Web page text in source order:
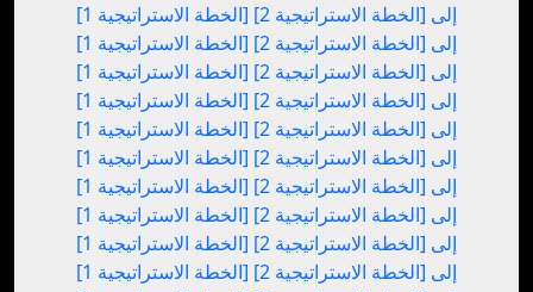
[الخطة الاستراتيجية 1] إلى [الخطة الاستراتيجية 2]
[الخطة الاستراتيجية 1] إلى [الخطة الاستراتيجية 2]
[الخطة الاستراتيجية 1] إلى [الخطة الاستراتيجية 2]
[الخطة الاستراتيجية 1] إلى [الخطة الاستراتيجية 2]
[الخطة الاستراتيجية 1] إلى [الخطة الاستراتيجية 2]
[الخطة الاستراتيجية 1] إلى [الخطة الاستراتيجية 2]
[الخطة الاستراتيجية 1] إلى [الخطة الاستراتيجية 2]
[الخطة الاستراتيجية 1] إلى [الخطة الاستراتيجية 2]
[الخطة الاستراتيجية 1] إلى [الخطة الاستراتيجية 2]
[الخطة الاستراتيجية 1] إلى [الخطة الاستراتيجية 2]